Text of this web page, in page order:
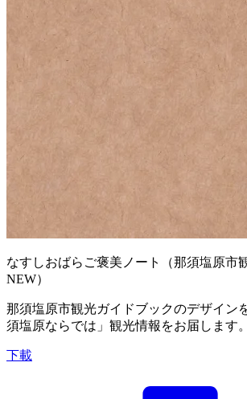
なすしおばらご褒美ノート（那須塩原市
NEW）
那須塩原市観光ガイドブックのデザイン
須塩原ならでは」観光情報をお届します。
下載